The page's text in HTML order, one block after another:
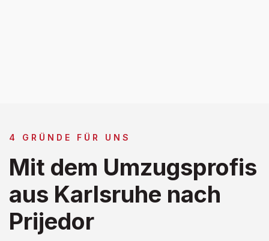
4 GRÜNDE FÜR UNS
Mit dem Umzugsprofis
aus Karlsruhe nach
Prijedor